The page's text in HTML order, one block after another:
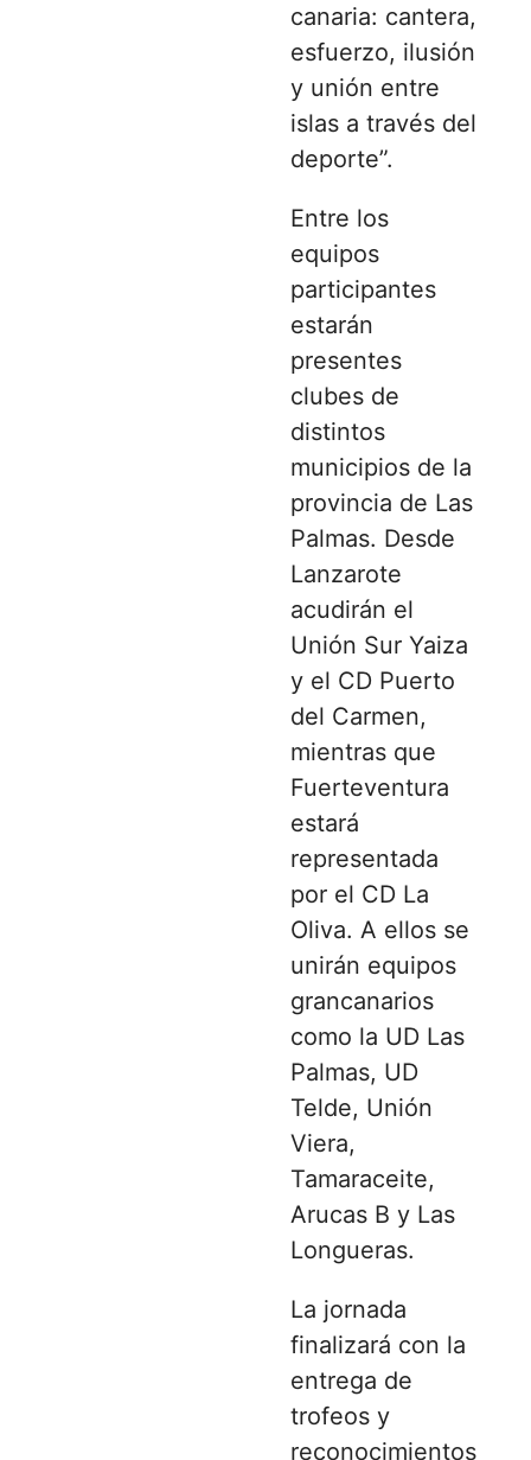
canaria: cantera,
esfuerzo, ilusión
y unión entre
islas a través del
deporte”.
Entre los
equipos
participantes
estarán
presentes
clubes de
distintos
municipios de la
provincia de Las
Palmas. Desde
Lanzarote
acudirán el
Unión Sur Yaiza
y el CD Puerto
del Carmen,
mientras que
Fuerteventura
estará
representada
por el CD La
Oliva. A ellos se
unirán equipos
grancanarios
como la UD Las
Palmas, UD
Telde, Unión
Viera,
Tamaraceite,
Arucas B y Las
Longueras.
La jornada
finalizará con la
entrega de
trofeos y
reconocimientos